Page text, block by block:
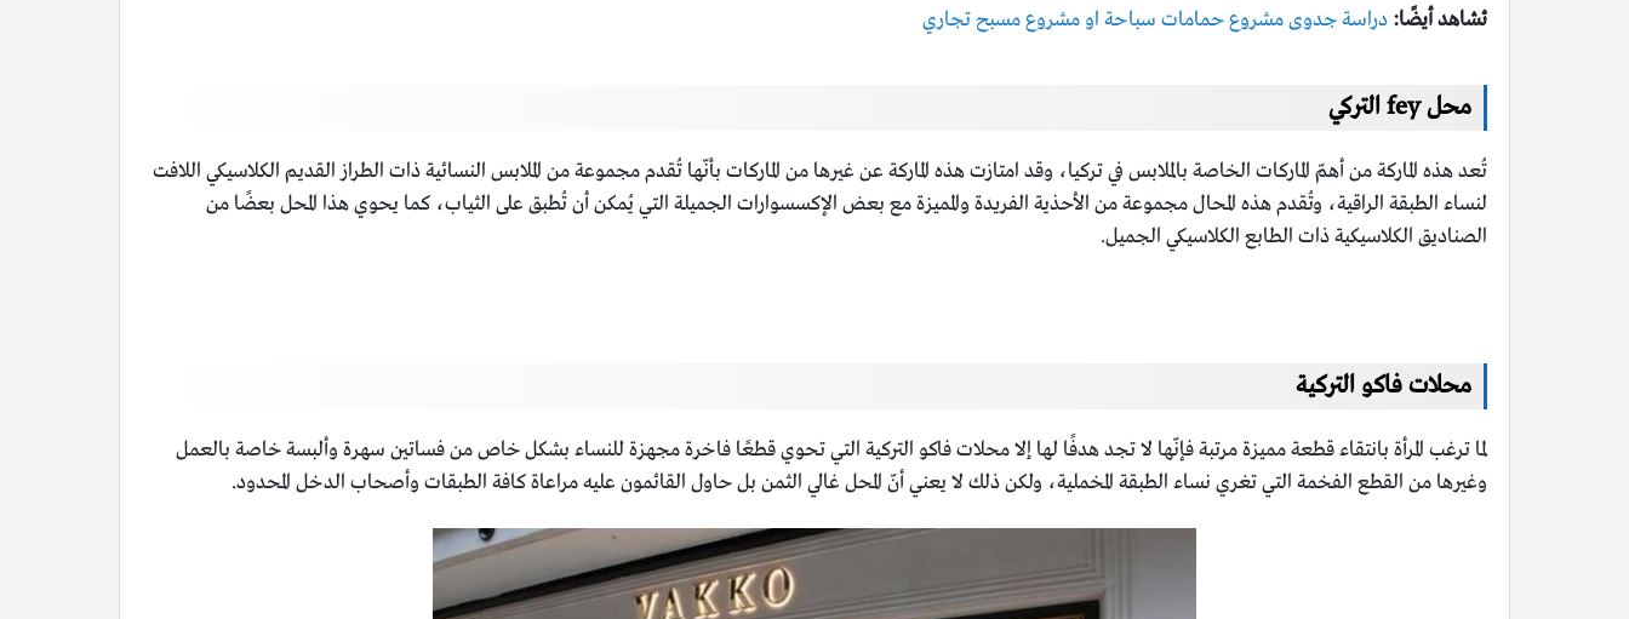
ئشاهد أيضًا: دراسة جدوى مشروع حمامات سباحة او مشروع مسبح تجاري
محل fey التركي
تُعد هذه الماركة من أهمّ الماركات الخاصة بالملابس في تركيا، وقد امتازت هذه الماركة عن غيرها من الماركات بأنّها تُقدم مجموعة من الملابس النسائية ذات الطراز القديم الكلاسيكي اللافت
لنساء الطبقة الراقية، وتُقدم هذه المحال مجموعة من الأحذية الفريدة والمميزة مع بعض الإكسسوارات الجميلة التي يُمكن أن تُطبق على الثياب، كما يحوي هذا المحل بعضًا من
الصناديق الكلاسيكية ذات الطابع الكلاسيكي الجميل.
محلات فاكو التركية
لما ترغب المرأة بانتقاء قطعة مميزة مرتبة فإنّها لا تجد هدفًا لها إلا محلات فاكو التركية التي تحوي قطعًا فاخرة مجهزة للنساء بشكل خاص من فساتين سهرة وألبسة خاصة بالعمل
وغيرها من القطع الفخمة التي تغري نساء الطبقة المخملية، ولكن ذلك لا يعني أنّ المحل غالي الثمن بل حاول القائمون عليه مراعاة كافة الطبقات وأصحاب الدخل المحدود.